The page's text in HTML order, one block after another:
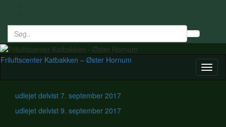
form
Search
for:
Friluftscenter Katbakken – Øster Hornum
udlejet delvist 7. september 2017
udlejet delvist 9. september 2017